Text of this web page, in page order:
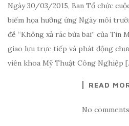
Ngày 30/03/2015, Ban Tổ chức
biếm họa hưởng ứng Ngày môi
đề “Không xả rác bừa bãi” của Tin
giao lưu trực tiếp và phát động
viên khoa Mỹ Thuật Công Nghiệp
READ
No